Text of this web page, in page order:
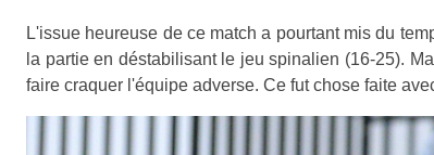
L'issue heureuse de ce match a pourtant mis du
la partie en déstabilisant le jeu spinalien (16-25).
faire craquer l'équipe adverse. Ce fut chose faite